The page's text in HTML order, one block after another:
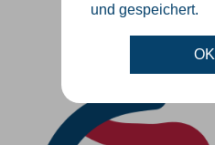
und gespeichert.
OK